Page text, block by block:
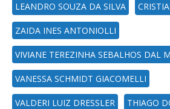
LEANDRO SOUZA DA SILVA
ZAIDA INES ANTONIOLLI
VIVIANE TEREZINHA SEBALHOS DAL
VANESSA SCHMIDT GIACOMELLI
VALDERI LUIZ DRESSLER THIAGO